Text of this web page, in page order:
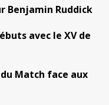
Benjamin Ruddick
avec le XV de
Match face aux